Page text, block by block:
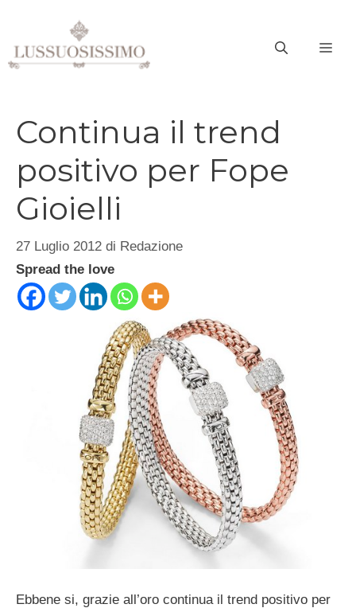
contenuto
Continua il trend
positivo per Fope
Gioielli
27 Luglio 2012 di Redazione
Spread the love
Ebbene si, grazie all’oro continua il trend positivo per